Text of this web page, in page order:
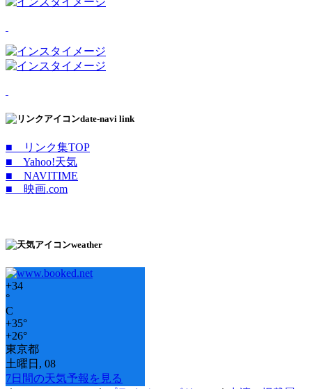
date-navi link
■ リンク集TOP
■ Yahoo!天気
■ NAVITIME
■ 映画.com
weather
+34
°
C
+35°
+26°
東京都
土曜日, 08
7日間の天気予報を見る